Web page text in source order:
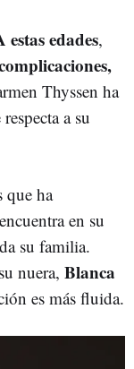
estas edades,
Thyssen ha
a su
que ha
en su
su familia.
nuera, Blanca
es más fluida.